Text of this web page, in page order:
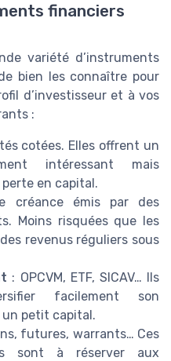
financiers
variété d’instruments
bien les connaître pour
d’investisseur et à vos
:
cotées. Elles offrent un
intéressant mais
en capital.
créance émis par des
Moins risquées que les
revenus réguliers sous
: OPCVM, ETF, SICAV… Ils
facilement son
petit capital.
futures, warrants… Ces
sont à réserver aux